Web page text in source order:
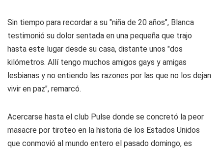
Sin tiempo para recordar a su "niña de 20 años", Blanca
testimonió su dolor sentada en una pequeña que trajo
hasta este lugar desde su casa, distante unos "dos
kilómetros. Allí tengo muchos amigos gays y amigas
lesbianas y no entiendo las razones por las que no los dejan
vivir en paz", remarcó.
Acercarse hasta el club Pulse donde se concretó la peor
masacre por tiroteo en la historia de los Estados Unidos
que conmovió al mundo entero el pasado domingo, es